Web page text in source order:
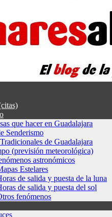
que hacer en Guadalajara
Senderismo
de Guadalajara
(previsión meteorológica)
astronómicos
Estelares
de salida y puesta de la luna
de salida y puesta del sol
fenómenos